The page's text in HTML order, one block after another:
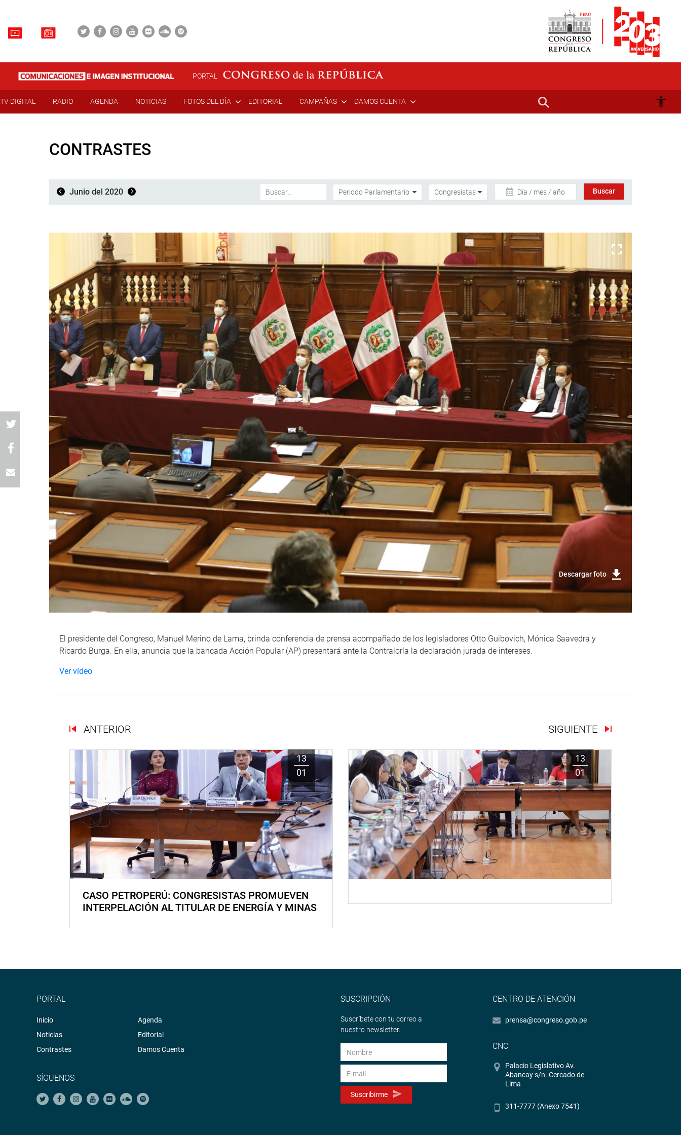
PORTAL
TV DIGITAL RADIO AGENDA NOTICIAS FOTOS DEL DÍA EDITORIAL CAMPAÑAS DAMOS CUENTA
CONTRASTES
Junio del 2020 Día / mes / año
Descargar foto
El presidente del Congreso, Manuel Merino de Lama, brinda conferencia de prensa acompañado de los legisladores Otto Guibovich, Mónica Saavedra y
Ricardo Burga. En ella, anuncia que la bancada Acción Popular (AP) presentará ante la Contraloría la declaración jurada de intereses.
Ver vídeo
ANTERIOR SIGUIENTE
13
01
CASO PETROPERÚ: CONGRESISTAS PROMUEVEN
INTERPELACIÓN AL TITULAR DE ENERGÍA Y MINAS
13
01
PORTAL
Inicio
Noticias
Contrastes
Agenda
Editorial
Damos Cuenta
SÍGUENOS
SUSCRIPCIÓN
Suscríbete con tu correo a
nuestro newsletter.
Suscribirme
CENTRO DE ATENCIÓN
prensa@congreso.gob.pe
CNC
Palacio Legislativo Av.
Abancay s/n. Cercado de
Lima
311-7777 (Anexo 7541)